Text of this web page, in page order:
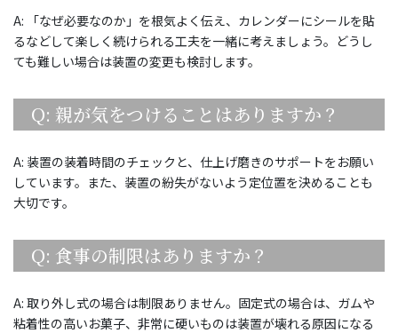
A: 「なぜ必要なのか」を根気よく伝え、カレンダーにシールを貼
るなどして楽しく続けられる工夫を一緒に考えましょう。どうし
ても難しい場合は装置の変更も検討します。
Q: 親が気をつけることはありますか？
A: 装置の装着時間のチェックと、仕上げ磨きのサポートをお願い
しています。また、装置の紛失がないよう定位置を決めることも
大切です。
Q: 食事の制限はありますか？
A: 取り外し式の場合は制限ありません。固定式の場合は、ガムや
粘着性の高いお菓子、非常に硬いものは装置が壊れる原因になる